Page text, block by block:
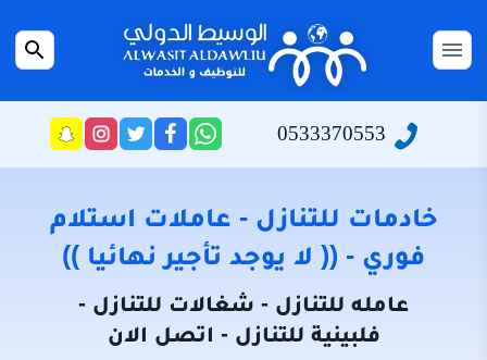
المحتوىالقائمة
الرئيسية
سياسة
من
نحن
خادمات
للتنازل
بحث
0533370553
راسلنا
عبر
تابعنا
على
فيسبوك
تابعنا
على
تويتر
تابعنا
على
انستجرام
خادمات للتنازل - عاملات استلام
فوري - (( لا يوجد تأجير نهائيا ))
عامله للتنازل - شغالات للتنازل -
فلبينية للتنازل - اتصل الان